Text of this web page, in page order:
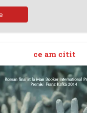
ce am citit